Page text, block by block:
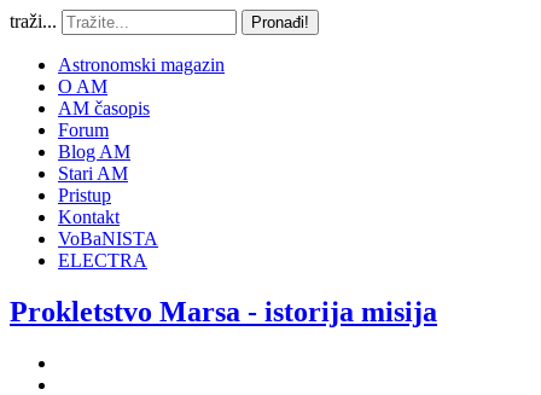
traži... Pronađi!
Astronomski magazin
O AM
AM časopis
Forum
Blog AM
Stari AM
Pristup
Kontakt
VoBaNISTA
ELECTRA
Prokletstvo Marsa - istorija misija